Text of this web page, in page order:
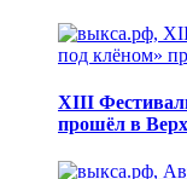
XIII
прошёл в